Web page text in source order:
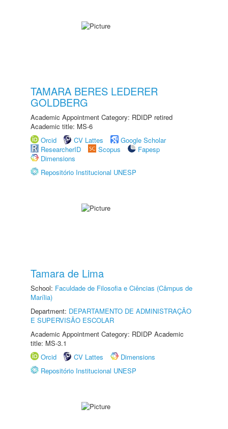
TAMARA BERES LEDERER
GOLDBERG
Academic Appointment Category: RDIDP retired
Academic title: MS-6
Orcid
CV Lattes
Google Scholar
ResearcherID
Scopus
Fapesp
Dimensions
Repositório Institucional UNESP
Tamara de Lima
School: Faculdade de Filosofia e Ciências (Câmpus de
Marília)
Department: DEPARTAMENTO DE ADMINISTRAÇÃO
E SUPERVISÃO ESCOLAR
Academic Appointment Category: RDIDP Academic
title: MS-3.1
Orcid
CV Lattes
Dimensions
Repositório Institucional UNESP